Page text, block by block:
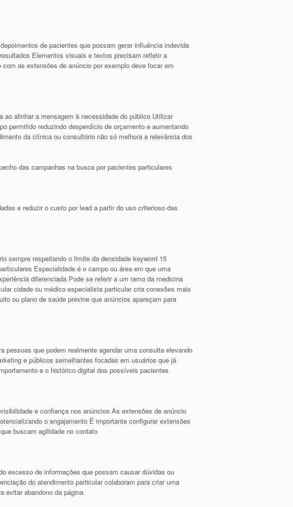
de pacientes que possam gerar influência indevida
Elementos visuais e textos precisam refletir a
as extensões de anúncio por exemplo deve focar em
alinhar a mensagem à necessidade do público Utilizar
permitido reduzindo desperdício de orçamento e aumentando
da clínica ou consultório não só melhora a relevância dos
das campanhas na busca por pacientes particulares
e reduzir o custo por lead a partir do uso criterioso das
sempre respeitando o limite da densidade keyword 15
Especialidade é o campo ou área em que uma
diferenciada Pode se referir a um ramo da medicina
cidade ou médico especialista particular cria conexões mais
ou plano de saúde previne que anúncios apareçam para
que podem realmente agendar uma consulta elevando
e públicos semelhantes focadas em usuários que já
e o histórico digital dos possíveis pacientes
e confiança nos anúncios As extensões de anúncio
o engajamento É importante configurar extensões
buscam agilidade no contato
excesso de informações que possam causar dúvidas ou
do atendimento particular colaboram para criar uma
evitar abandono da página